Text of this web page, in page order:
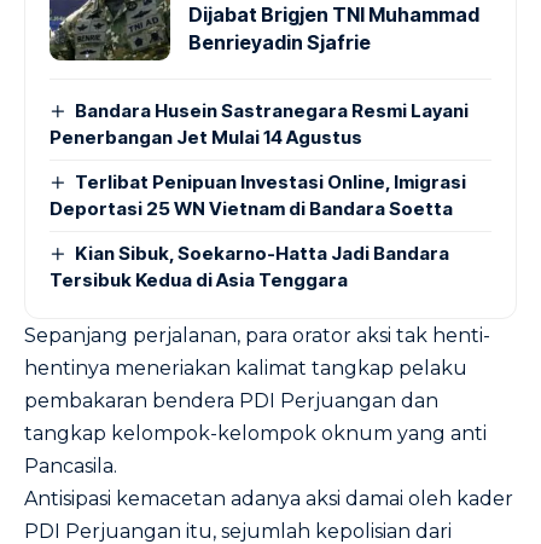
Dijabat Brigjen TNI Muhammad
Benrieyadin Sjafrie
Bandara Husein Sastranegara Resmi Layani
Penerbangan Jet Mulai 14 Agustus
Terlibat Penipuan Investasi Online, Imigrasi
Deportasi 25 WN Vietnam di Bandara Soetta
Kian Sibuk, Soekarno-Hatta Jadi Bandara
Tersibuk Kedua di Asia Tenggara
Sepanjang perjalanan, para orator aksi tak henti-
hentinya meneriakan kalimat tangkap pelaku
pembakaran bendera PDI Perjuangan dan
tangkap kelompok-kelompok oknum yang anti
Pancasila.
Antisipasi kemacetan adanya aksi damai oleh kader
PDI Perjuangan itu, sejumlah kepolisian dari